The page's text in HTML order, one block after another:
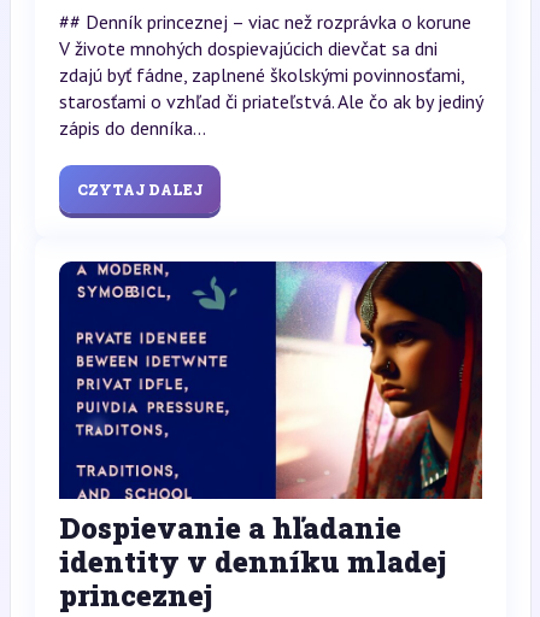
## Denník princeznej – viac než rozprávka o korune
V živote mnohých dospievajúcich dievčat sa dni
zdajú byť fádne, zaplnené školskými povinnosťami,
starosťami o vzhľad či priateľstvá. Ale čo ak by jediný
zápis do denníka...
CZYTAJ DALEJ
Dospievanie a hľadanie
identity v denníku mladej
princeznej